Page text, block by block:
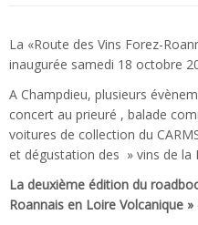
La «Route des Vins Forez-
inaugurée samedi 18 octobre
A Champdieu, plusieurs
concert au prieuré , balade
voitures de collection du
et dégustation des » vins de la
La deuxième édition du
Roannais en Loire Volcanique »